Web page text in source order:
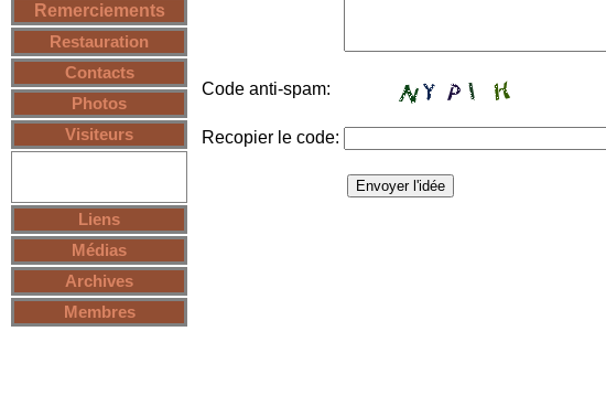
Remerciements
Restauration
Contacts
Photos
Visiteurs
Liens
Médias
Archives
Membres
Code anti-spam:
Recopier le code: